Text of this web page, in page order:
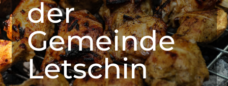
der
Gemeinde
Letschin